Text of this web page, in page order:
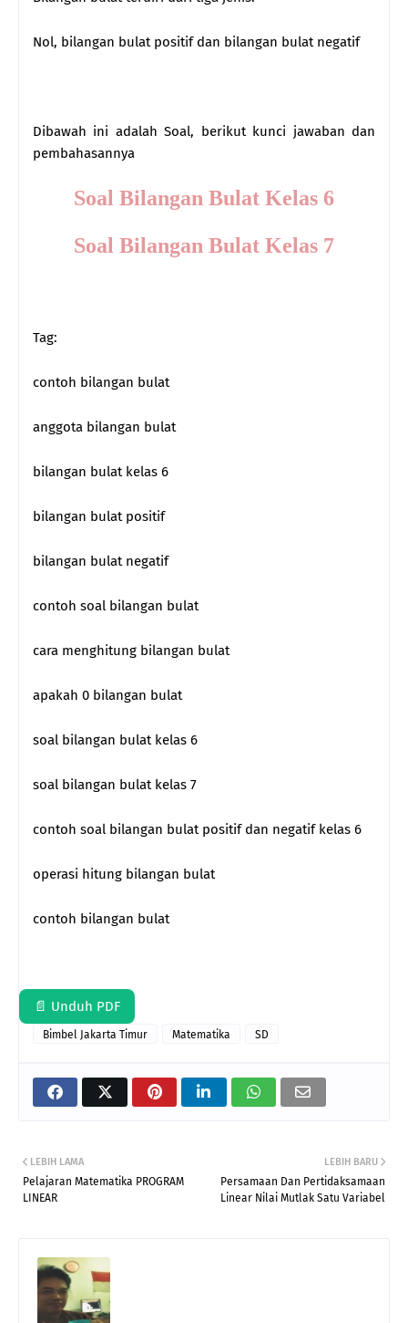
Nol, bilangan bulat positif dan bilangan bulat negatif
Dibawah ini adalah Soal, berikut kunci jawaban dan
pembahasannya
Soal Bilangan Bulat Kelas 6
Soal Bilangan Bulat Kelas 7
Tag:
contoh bilangan bulat
anggota bilangan bulat
bilangan bulat kelas 6
bilangan bulat positif
bilangan bulat negatif
contoh soal bilangan bulat
cara menghitung bilangan bulat
apakah 0 bilangan bulat
soal bilangan bulat kelas 6
soal bilangan bulat kelas 7
contoh soal bilangan bulat positif dan negatif kelas 6
operasi hitung bilangan bulat
contoh bilangan bulat
📄 Unduh PDF
Bimbel Jakarta Timur Matematika SD
LEBIH BARU
Persamaan Dan Pertidaksamaan
Linear Nilai Mutlak Satu Variabel
LEBIH LAMA
Pelajaran Matematika PROGRAM
LINEAR